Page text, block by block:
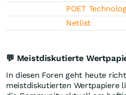
POET
Netlist
💬 Meistdiskutierte
In diesen Foren geht heute
meistdiskutierten Wertpapiere